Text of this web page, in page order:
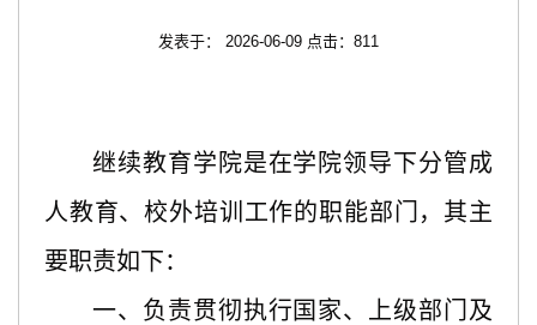
发表于： 2026-06-09 点击： 811
继续教育学院是在学院领导下分管成
人教育、校外培训工作的职能部门，其主
要职责如下：
一、负责贯彻执行国家、上级部门及